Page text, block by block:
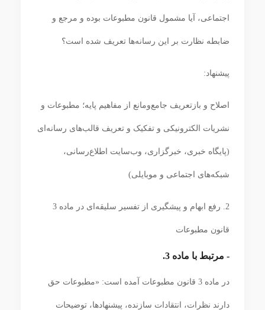
اجتماعی، آیا مشمول قانون مطبوعات بوده و مرجع و
ضابطه نظارت بر این رسانه‌ها تعریف شده است؟
پیشنهاد:
اصلاح و بازتعریف جامع‌ومانع از مفاهیم پایه؛ مطبوعات و
نشریات الکترونیکی و تفکیک و تعریف قالب‌های رسانه‌ای
(پایگاه خبری، خبرگزاری، وب‌سایت اطلاع‌رسانی،
شبکه‌های اجتماعی و موبایلی)
2. رفع ابهام و پیشگیری از تفسیر سلیقه‌ای در ماده 3
قانون مطبوعات
‌- مرتبط با ماده 3.
در ماده 3 قانون مطبوعات آمده است: «مطبوعات حق
دارند نظرات، انتقادات سازنده، پیشنهادها، توضیحات